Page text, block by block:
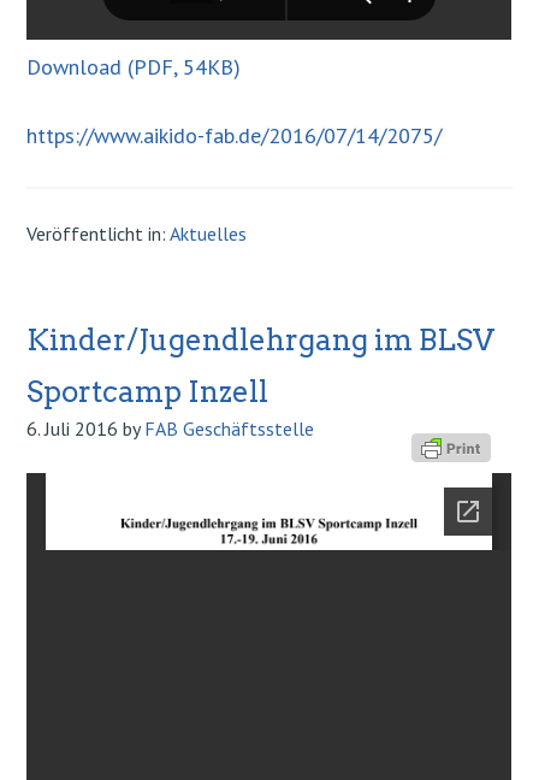
Download (PDF, 54KB)
https://www.aikido-fab.de/2016/07/14/2075/
Veröffentlicht in:Aktuelles
Kinder/Jugendlehrgang im BLSV
Sportcamp Inzell
6. Juli 2016 byFAB Geschäftsstelle